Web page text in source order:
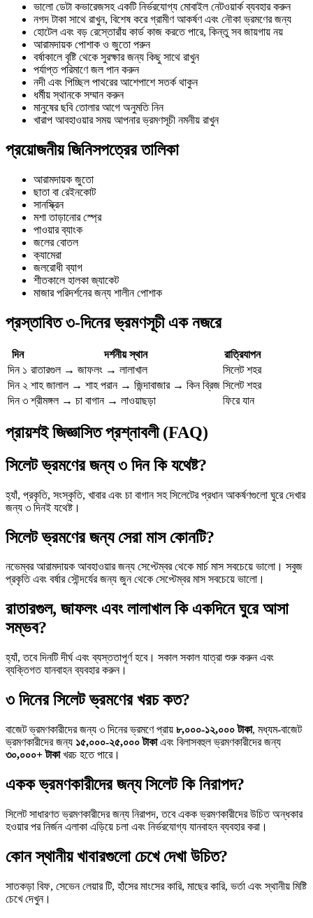
ভালো ডেটা কভারেজসহ একটি নির্ভরযোগ্য মোবাইল নেটওয়ার্ক ব্যবহার করুন
নগদ টাকা সাথে রাখুন, বিশেষ করে গ্রামীণ আকর্ষণ এবং নৌকা ভ্রমণের জন্য
হোটেল এবং বড় রেস্তোরাঁয় কার্ড কাজ করতে পারে, কিন্তু সব জায়গায় নয়
আরামদায়ক পোশাক ও জুতো পরুন
বর্ষাকালে বৃষ্টি থেকে সুরক্ষার জন্য কিছু সাথে রাখুন
পর্যাপ্ত পরিমাণে জল পান করুন
নদী এবং পিচ্ছিল পাথরের আশেপাশে সতর্ক থাকুন
ধর্মীয় স্থানকে সম্মান করুন
মানুষের ছবি তোলার আগে অনুমতি নিন
খারাপ আবহাওয়ার সময় আপনার ভ্রমণসূচী নমনীয় রাখুন
প্রয়োজনীয় জিনিসপত্রের তালিকা
আরামদায়ক জুতো
ছাতা বা রেইনকোট
সানস্ক্রিন
মশা তাড়ানোর স্প্রে
পাওয়ার ব্যাংক
জলের বোতল
ক্যামেরা
জলরোধী ব্যাগ
শীতকালে হালকা জ্যাকেট
মাজার পরিদর্শনের জন্য শালীন পোশাক
প্রস্তাবিত ৩-দিনের ভ্রমণসূচী এক নজরে
দিন দর্শনীয় স্থান
রাত্রিযাপন
দিন ১ রাতারগুল → জাফলং → লালাখাল
সিলেট শহর
দিন ২ শাহ জালাল → শাহ পরান → জিন্দাবাজার → কিন ব্রিজ সিলেট শহর
দিন ৩ শ্রীমঙ্গল → চা বাগান → লাওয়াছড়া ফিরে যান
প্রায়শই জিজ্ঞাসিত প্রশ্নাবলী (FAQ)
সিলেট ভ্রমণের জন্য ৩ দিন কি যথেষ্ট?
হ্যাঁ, প্রকৃতি, সংস্কৃতি, খাবার এবং চা বাগান সহ সিলেটের প্রধান আকর্ষণগুলো ঘুরে দেখার
জন্য ৩ দিনই যথেষ্ট।
সিলেট ভ্রমণের জন্য সেরা মাস কোনটি?
নভেম্বর আরামদায়ক আবহাওয়ার জন্য সেপ্টেম্বর থেকে মার্চ মাস সবচেয়ে ভালো। সবুজ
প্রকৃতি এবং বর্ষার সৌন্দর্যের জন্য জুন থেকে সেপ্টেম্বর মাস সবচেয়ে ভালো।
রাতারগুল, জাফলং এবং লালাখাল কি একদিনে ঘুরে আসা
সম্ভব?
হ্যাঁ, তবে দিনটি দীর্ঘ এবং ব্যস্ততাপূর্ণ হবে। সকাল সকাল যাত্রা শুরু করুন এবং
ব্যক্তিগত যানবাহন ব্যবহার করুন।
৩ দিনের সিলেট ভ্রমণের খরচ কত?
বাজেট ভ্রমণকারীদের জন্য ৩ দিনের ভ্রমণে প্রায় ৮,০০০-১২,০০০ টাকা, মধ্যম-বাজেট
ভ্রমণকারীদের জন্য ১৫,০০০-২৫,০০০ টাকাএবং বিলাসবহুল ভ্রমণকারীদের জন্য
৩০,০০০+ টাকাখরচ হতে পারে।
একক ভ্রমণকারীদের জন্য সিলেট কি নিরাপদ?
সিলেট সাধারণত ভ্রমণকারীদের জন্য নিরাপদ, তবে একক ভ্রমণকারীদের উচিত অন্ধকার
হওয়ার পর নির্জন এলাকা এড়িয়ে চলা এবং নির্ভরযোগ্য যানবাহন ব্যবহার করা।
কোন স্থানীয় খাবারগুলো চেখে দেখা উচিত?
সাতকড়া বিফ, সেভেন লেয়ার টি, হাঁসের মাংসের কারি, মাছের কারি, ভর্তা এবং স্থানীয় মিষ্টি
চেখে দেখুন।